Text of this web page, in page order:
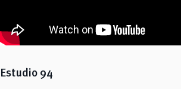
Estudio 94